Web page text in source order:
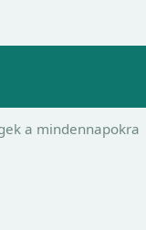
a mindennapokra